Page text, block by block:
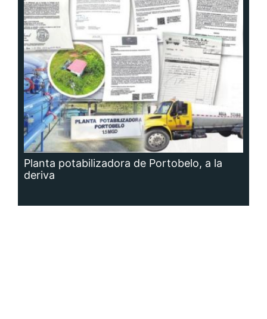
Planta potabilizadora de Portobelo, a la
deriva